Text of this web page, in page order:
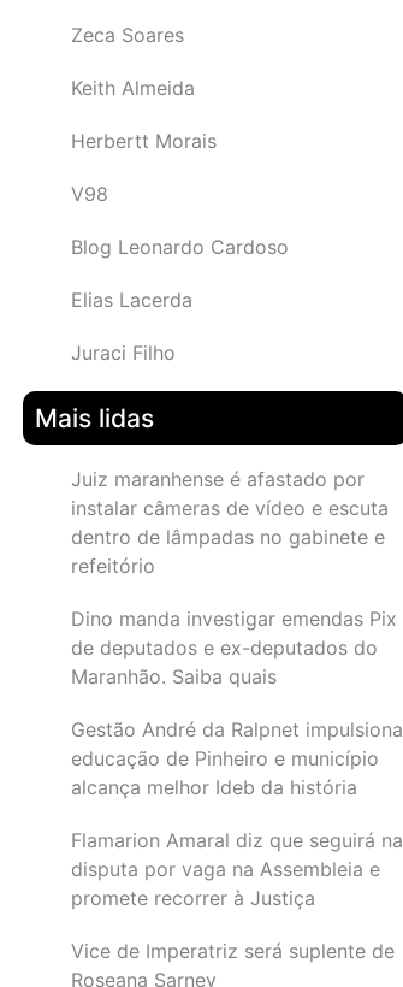
Zeca Soares
Keith Almeida
Herbertt Morais
V98
Blog Leonardo Cardoso
Elias Lacerda
Juraci Filho
Mais lidas
Juiz maranhense é afastado por
instalar câmeras de vídeo e escuta
dentro de lâmpadas no gabinete e
refeitório
Dino manda investigar emendas Pix
de deputados e ex-deputados do
Maranhão. Saiba quais
Gestão André da Ralpnet impulsiona
educação de Pinheiro e município
alcança melhor Ideb da história
Flamarion Amaral diz que seguirá na
disputa por vaga na Assembleia e
promete recorrer à Justiça
Vice de Imperatriz será suplente de
Roseana Sarney